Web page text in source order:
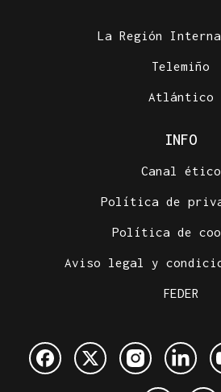
La Región
Telemiño
Atlántico
INFO
Canal ético
Política de
Política de
Aviso legal y
FEDER